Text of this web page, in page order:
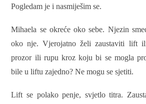
Pogledam je i nasmiješim se.
Mihaela se okreće oko sebe. Njezin
oko nje. Vjerojatno želi zaustaviti lift
prozor ili rupu kroz koju bi se mogla
bile u liftu zajedno? Ne mogu se sjetiti.
Lift se polako penje, svjetlo titra.